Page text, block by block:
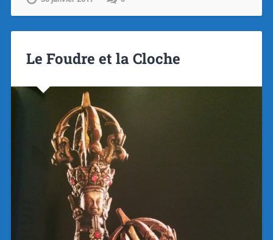
Le Foudre et la Cloche